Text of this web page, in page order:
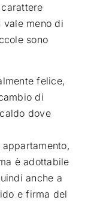
vale meno di
sono
felice,
di
dove
è adottabile
anche a
e firma del